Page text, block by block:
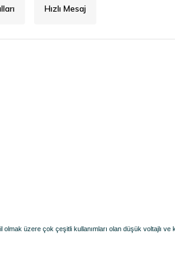
Hızlı Mesaj
üzere çok çeşitli kullanımları olan düşük voltajlı ve